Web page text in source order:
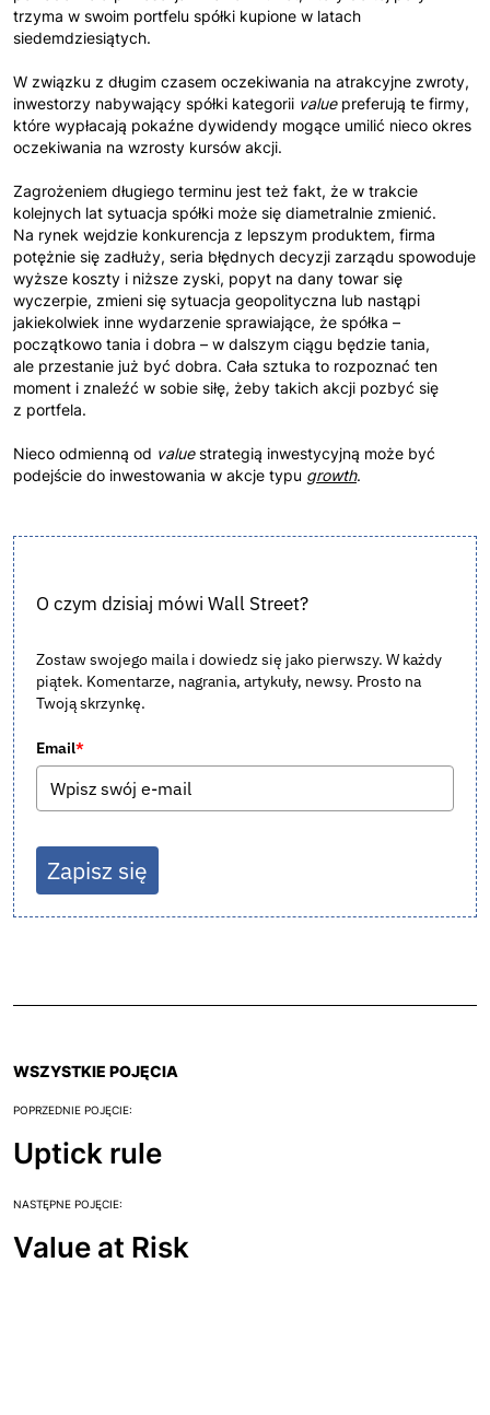
trzyma w swoim portfelu spółki kupione w latach
siedemdziesiątych.
W związku z długim czasem oczekiwania na atrakcyjne zwroty,
inwestorzy nabywający spółki kategorii valuepreferują te firmy,
które wypłacają pokaźne dywidendy mogące umilić nieco okres
oczekiwania na wzrosty kursów akcji.
Zagrożeniem długiego terminu jest też fakt, że w trakcie
kolejnych lat sytuacja spółki może się diametralnie zmienić.
Na rynek wejdzie konkurencja z lepszym produktem, firma
potężnie się zadłuży, seria błędnych decyzji zarządu spowoduje
wyższe koszty i niższe zyski, popyt na dany towar się
wyczerpie, zmieni się sytuacja geopolityczna lub nastąpi
jakiekolwiek inne wydarzenie sprawiające, że spółka –
początkowo tania i dobra – w dalszym ciągu będzie tania,
ale przestanie już być dobra. Cała sztuka to rozpoznać ten
moment i znaleźć w sobie siłę, żeby takich akcji pozbyć się
z portfela.
Nieco odmienną od valuestrategią inwestycyjną może być
podejście do inwestowania w akcje typu growth.
O czym dzisiaj mówi Wall Street?
Zostaw swojego maila i dowiedz się jako pierwszy. W każdy
piątek. Komentarze, nagrania, artykuły, newsy. Prosto na
Twoją skrzynkę.
Email*
Zapisz się
WSZYSTKIE POJĘCIA
POPRZEDNIE POJĘCIE:
Uptick rule
NASTĘPNE POJĘCIE:
Value at Risk